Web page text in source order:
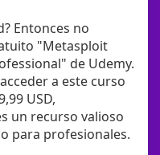
Entonces no
"Metasploit
de Udemy.
a este curso
USD,
un recurso valioso
para profesionales.